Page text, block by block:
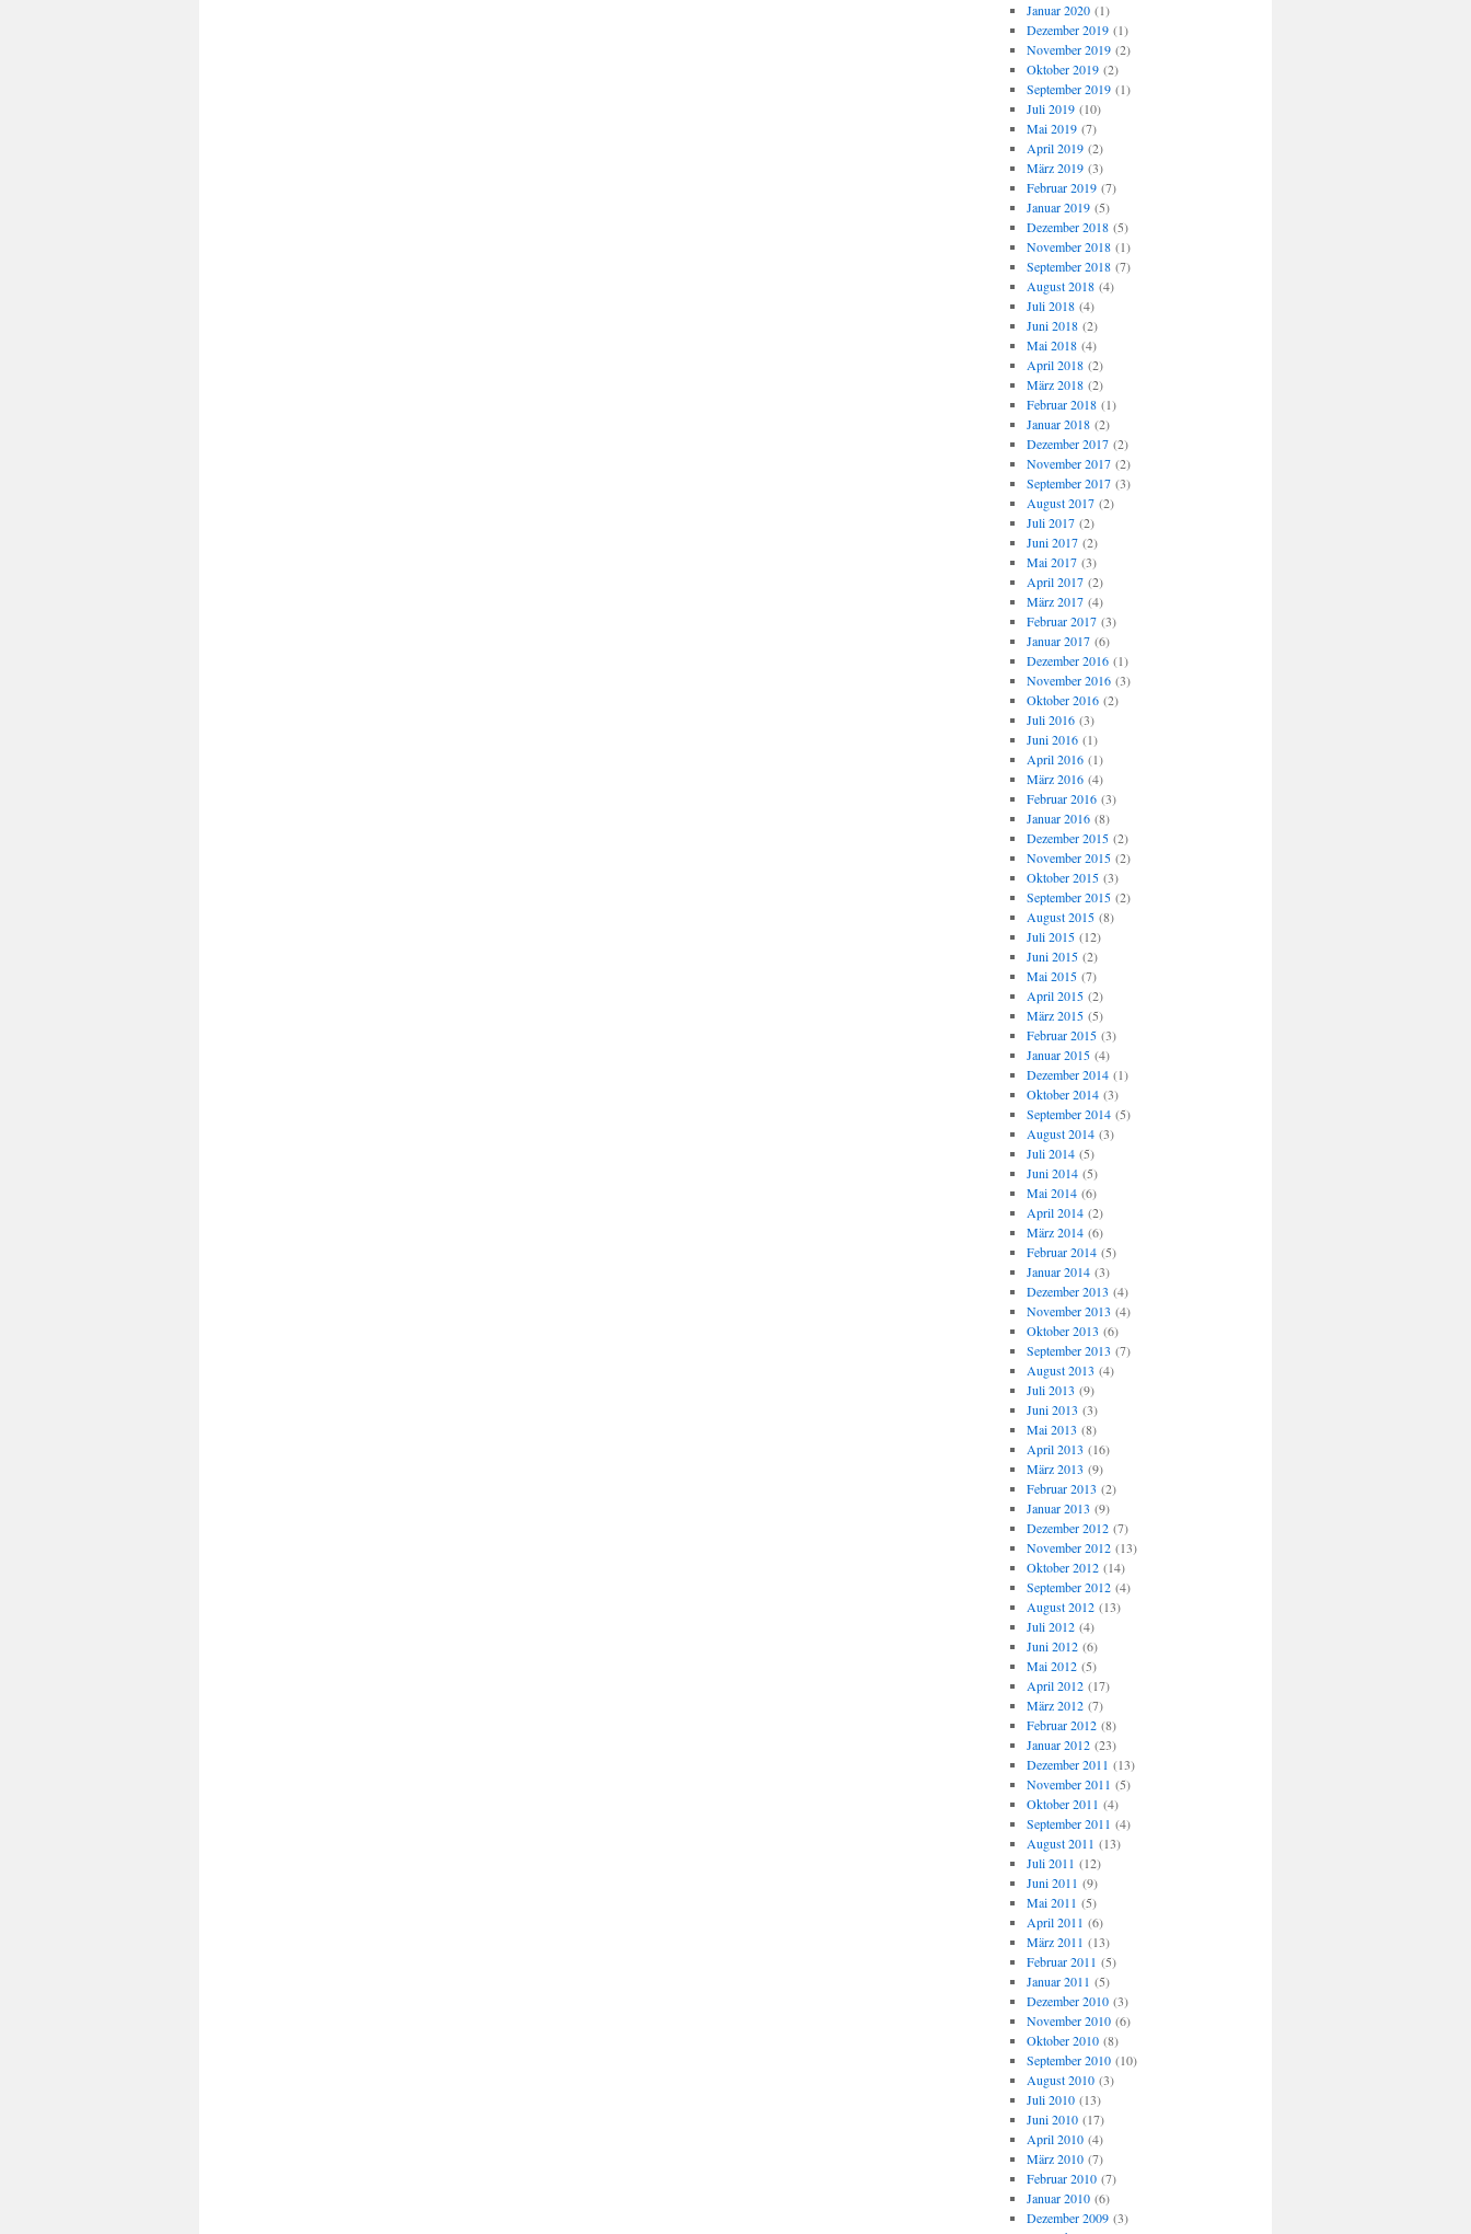
Januar 2020(1)
Dezember 2019(1)
November 2019(2)
Oktober 2019(2)
September 2019(1)
Juli 2019(10)
Mai 2019(7)
April 2019(2)
März 2019(3)
Februar 2019(7)
Januar 2019(5)
Dezember 2018(5)
November 2018(1)
September 2018(7)
August 2018(4)
Juli 2018(4)
Juni 2018(2)
Mai 2018(4)
April 2018(2)
März 2018(2)
Februar 2018(1)
Januar 2018(2)
Dezember 2017(2)
November 2017(2)
September 2017(3)
August 2017(2)
Juli 2017(2)
Juni 2017(2)
Mai 2017(3)
April 2017(2)
März 2017(4)
Februar 2017(3)
Januar 2017(6)
Dezember 2016(1)
November 2016(3)
Oktober 2016(2)
Juli 2016(3)
Juni 2016(1)
April 2016(1)
März 2016(4)
Februar 2016(3)
Januar 2016(8)
Dezember 2015(2)
November 2015(2)
Oktober 2015(3)
September 2015(2)
August 2015(8)
Juli 2015(12)
Juni 2015(2)
Mai 2015(7)
April 2015(2)
März 2015(5)
Februar 2015(3)
Januar 2015(4)
Dezember 2014(1)
Oktober 2014(3)
September 2014(5)
August 2014(3)
Juli 2014(5)
Juni 2014(5)
Mai 2014(6)
April 2014(2)
März 2014(6)
Februar 2014(5)
Januar 2014(3)
Dezember 2013 (4)
November 2013 (4)
Oktober 2013 (6)
September 2013 (7)
August 2013 (4)
Juli 2013 (9)
Juni 2013 (3)
Mai 2013 (8)
April 2013 (16)
März 2013 (9)
Februar 2013 (2)
Januar 2013 (9)
Dezember 2012(7)
November 2012(13)
Oktober 2012(14)
September 2012(4)
August 2012(13)
Juli 2012(4)
Juni 2012(6)
Mai 2012(5)
April 2012(17)
März 2012(7)
Februar 2012(8)
Januar 2012(23)
Dezember 2011 (13)
November 2011 (5)
Oktober 2011 (4)
September 2011 (4)
August 2011 (13)
Juli 2011 (12)
Juni 2011 (9)
Mai 2011 (5)
April 2011 (6)
März 2011 (13)
Februar 2011 (5)
Januar 2011 (5)
Dezember 2010(3)
November 2010(6)
Oktober 2010(8)
September 2010(10)
August 2010(3)
Juli 2010(13)
Juni 2010(17)
April 2010(4)
März 2010(7)
Februar 2010(7)
Januar 2010(6)
Dezember 2009(3)